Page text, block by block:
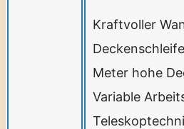
Kraftvoller
Meter hohe
Variable